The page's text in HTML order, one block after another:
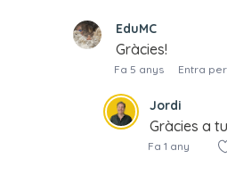
EduMC
Gràcies!
Fa 5 anys Entra
Jordi
Gràcies a
Fa 1 any